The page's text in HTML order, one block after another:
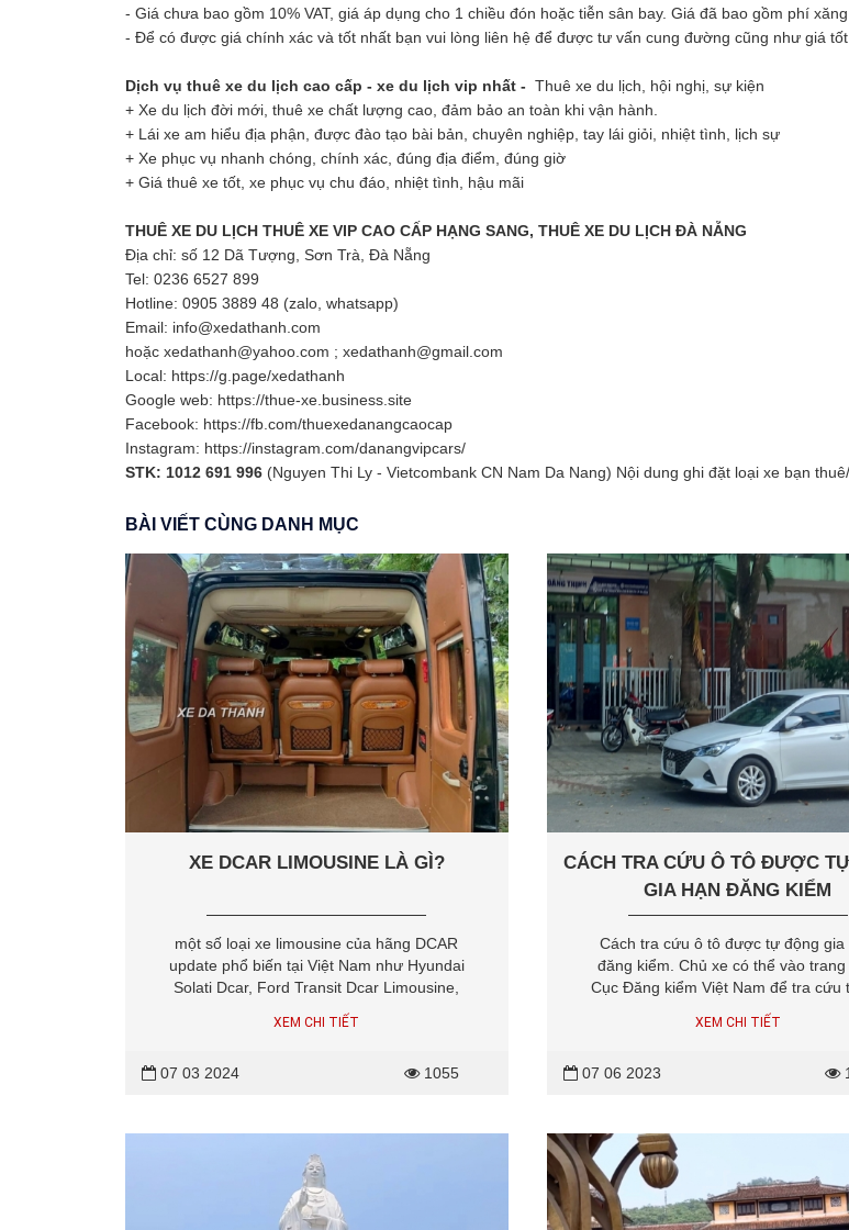
- Giá chưa bao gồm 10% VAT, giá áp dụng cho 1 chiều đón hoặc tiễn sân bay. Giá đã bao gồm phí
- Để có được giá chính xác và tốt nhất bạn vui lòng liên hệ để được tư vấn cung đường cũng như giá
Dịch vụ thuê xe du lịch cao cấp - xe du lịch vip nhất - Thuê xe du lịch, hội nghị, sự kiện
+ Xe du lịch đời mới, thuê xe chất lượng cao, đảm bảo an toàn khi vận hành.
+ Lái xe am hiểu địa phận, được đào tạo bài bản, chuyên nghiệp, tay lái giỏi, nhiệt tình, lịch sự
+ Xe phục vụ nhanh chóng, chính xác, đúng địa điểm, đúng giờ
+ Giá thuê xe tốt, xe phục vụ chu đáo, nhiệt tình, hậu mãi
THUÊ XE DU LỊCH THUÊ XE VIP CAO CẤP HẠNG SANG, THUÊ XE DU LỊCH ĐÀ NẴNG
Địa chỉ: số 12 Dã Tượng, Sơn Trà, Đà Nẵng
Tel: 0236 6527 899
Hotline: 0905 3889 48 (zalo, whatsapp)
Email: info@xedathanh.com
hoặc xedathanh@yahoo.com ; xedathanh@gmail.com
Local: https://g.page/xedathanh
Google web: https://thue-xe.business.site
Facebook: https://fb.com/thuexedanangcaocap
Instagram: https://instagram.com/danangvipcars/
STK: 1012 691 996 (Nguyen Thi Ly - Vietcombank CN Nam Da Nang) Nội dung ghi đặt loại xe bạn
BÀI VIẾT CÙNG DANH MỤC
XE DCAR LIMOUSINE LÀ GÌ?
một số loại xe limousine của hãng DCAR
update phổ biến tại Việt Nam như Hyundai
Solati Dcar, Ford Transit Dcar Limousine,
Fuso Limousine Dcar, Thaco Dcar
Limousine và Hyundai Universe Dcar
XEM CHI TIẾT
07 03 2024 1055
CÁCH TRA CỨU Ô TÔ ĐƯỢC
GIA HẠN ĐĂNG KIỂM
Cách tra cứu ô tô được tự động gia
đăng kiểm. Chủ xe có thể vào trang
Cục Đăng kiểm Việt Nam để tra cứu
tin và in Giấy xác nhận thời hạn hiệu
của giấy chứng nhận, tem kiểm
XEM CHI TIẾT
07 06 2023